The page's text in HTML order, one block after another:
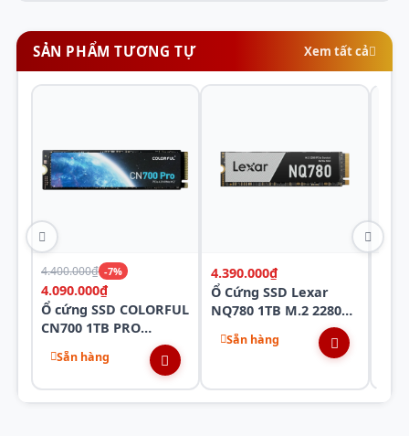
Quản lý năng lượng thông minh
SSD Lexar LNQ710X500G RNNNG cung cấp khả năng
SẢN PHẨM TƯƠNG TỰ Xem tất cả
4.400.000₫ -7%
4.090.000₫
Ổ cứng SSD COLORFUL
CN700 1TB PRO
(7400/6600) NVME M.2
Sẵn hàng
4.390.000₫
Ổ Cứng SSD Lexar
NQ780 1TB M.2 2280
PCIe Gen 4×4 NVMe
(6500MB/s –
Sẵn hàng